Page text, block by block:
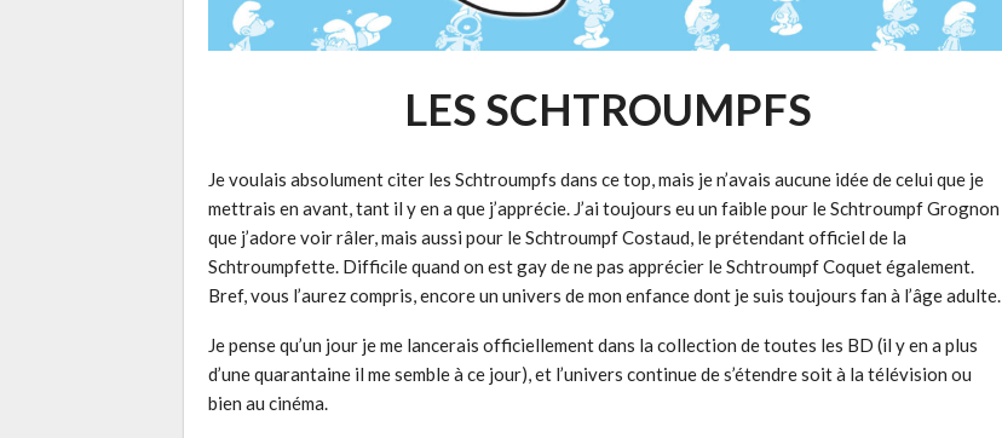
LES SCHTROUMPFS
Je voulais absolument citer les Schtroumpfs dans ce top, mais je n’avais aucune idée de celui que je
mettrais en avant, tant il y en a que j’apprécie. J’ai toujours eu un faible pour le Schtroumpf Grognon
que j’adore voir râler, mais aussi pour le Schtroumpf Costaud, le prétendant officiel de la
Schtroumpfette. Difficile quand on est gay de ne pas apprécier le Schtroumpf Coquet également.
Bref, vous l’aurez compris, encore un univers de mon enfance dont je suis toujours fan à l’âge adulte.
Je pense qu’un jour je me lancerais officiellement dans la collection de toutes les BD (il y en a plus
d’une quarantaine il me semble à ce jour), et l’univers continue de s’étendre soit à la télévision ou
bien au cinéma.